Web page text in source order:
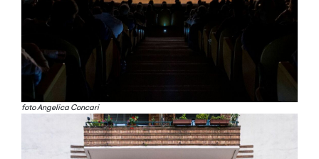
foto Angelica Concari